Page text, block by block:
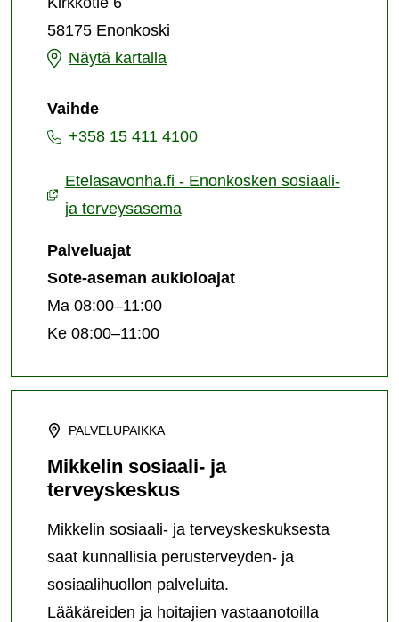
terveysasema
58175 Enonkoski
Näytä kartalla
Enonkosken
ja
terveysasema
Vaihde
+358 15 411 4100
Etelasavonha.fi - Enonkosken sosiaali-
ja terveysasema
Palveluajat
Sote-aseman aukioloajat
Ma 08:00–11:00
Ke 08:00–11:00
PALVELUPAIKKA
Mikkelin sosiaali- ja
terveyskeskus
Mikkelin sosiaali- ja terveyskeskuksesta
saat kunnallisia perusterveyden- ja
sosiaalihuollon palveluita.
Lääkäreiden ja hoitajien vastaanotoilla